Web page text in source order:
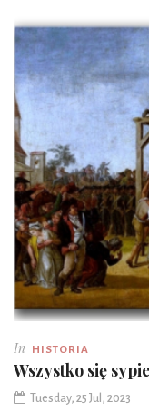
In HISTORIA
Wszystko się sypie
Tuesday, 25 Jul, 2023